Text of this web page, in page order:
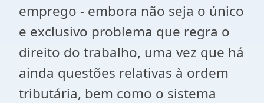
emprego - embora não seja o único
e exclusivo problema que regra o
direito do trabalho, uma vez que há
ainda questões relativas à ordem
tributária, bem como o sistema